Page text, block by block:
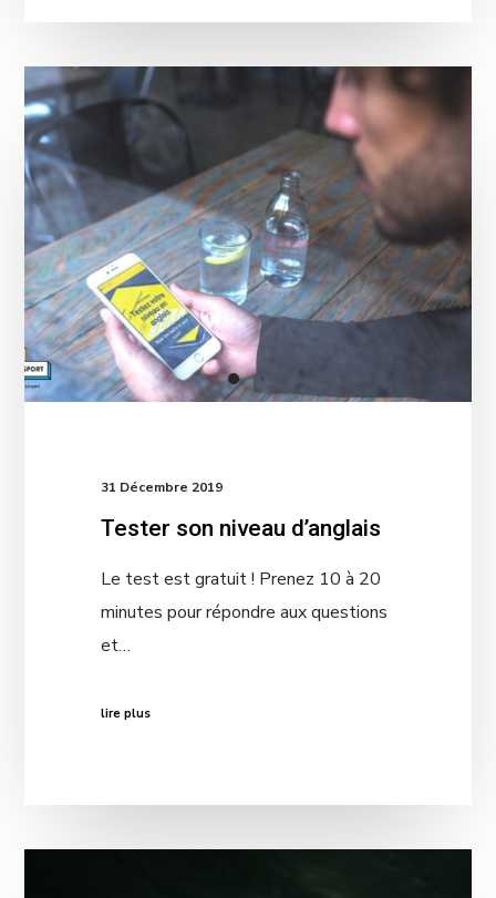
31 Décembre 2019
Tester son niveau d’anglais
Le test est gratuit ! Prenez 10 à 20
minutes pour répondre aux questions
et…
lire plus